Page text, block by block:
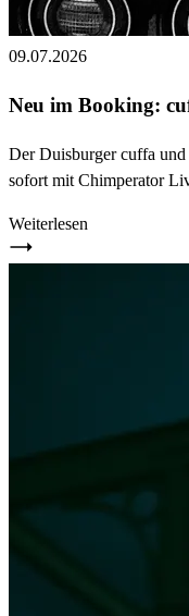
09.07.2026
Neu im Booking:
Der Duisburger cuffa und
sofort mit Chimperator
Weiterlesen